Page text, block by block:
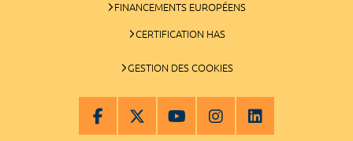
FINANCEMENTS EUROPÉENS
CERTIFICATION HAS
GESTION DES COOKIES